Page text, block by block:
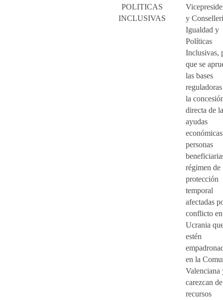
POLITICAS
INCLUSIVAS
y
Igualdad y
Políticas
Inclusivas,
que se
las bases
la
directa de
ayudas
personas
régimen de
protección
temporal
afectadas
conflicto en
Ucrania
estén
en la
Valenciana
carezcan de
recursos